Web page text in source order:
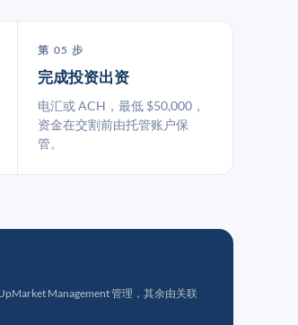
第 05 步
完成投资出资
电汇或 ACH，最低 $50,000，
资金在交割前由托管账户保
管。
Management 管理，其余由关联